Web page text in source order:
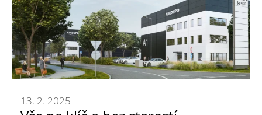
13. 2. 2025